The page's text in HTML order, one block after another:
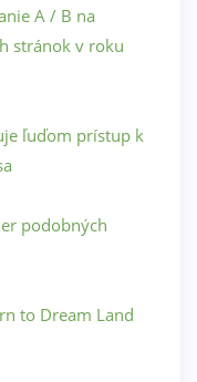
A / B na
stránok v roku
ľuďom prístup k
podobných
to Dream Land